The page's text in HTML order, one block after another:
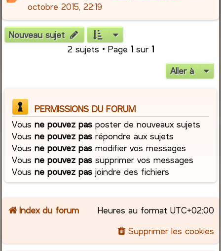
octobre 2015, 22:19
Nouveau sujet
2 sujets • Page 1sur 1
Aller à
PERMISSIONS DU FORUM
Vousne pouvez pas poster de nouveaux sujets
Vousne pouvez pas répondre aux sujets
Vousne pouvez pas modifier vos messages
Vousne pouvez pas supprimer vos messages
Vousne pouvez pas joindre des fichiers
Index du forum Heures au format UTC+02:00
Supprimer les cookies